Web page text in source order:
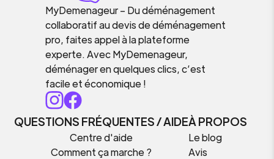
MyDemenageur – Du déménagement
collaboratif au devis de déménagement
pro, faites appel à la plateforme
experte. Avec MyDemenageur,
déménager en quelques clics, c’est
facile et économique !
QUESTIONS FRÉQUENTES / AIDE
Centre d'aide
Comment ça marche ?
À PROPOS
Le blog
Avis